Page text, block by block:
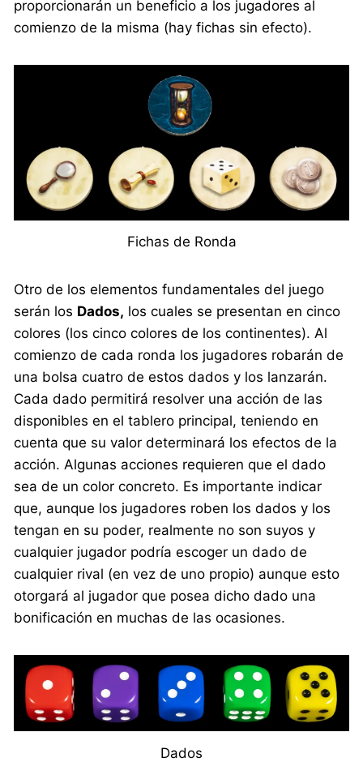
proporcionarán un beneficio a los jugadores al
comienzo de la misma (hay fichas sin efecto).
Fichas de Ronda
Otro de los elementos fundamentales del juego
serán los Dados, los cuales se presentan en cinco
colores (los cinco colores de los continentes). Al
comienzo de cada ronda los jugadores robarán de
una bolsa cuatro de estos dados y los lanzarán.
Cada dado permitirá resolver una acción de las
disponibles en el tablero principal, teniendo en
cuenta que su valor determinará los efectos de la
acción. Algunas acciones requieren que el dado
sea de un color concreto. Es importante indicar
que, aunque los jugadores roben los dados y los
tengan en su poder, realmente no son suyos y
cualquier jugador podría escoger un dado de
cualquier rival (en vez de uno propio) aunque esto
otorgará al jugador que posea dicho dado una
bonificación en muchas de las ocasiones.
Dados